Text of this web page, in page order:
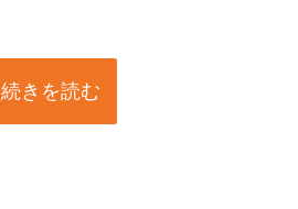
続きを読む